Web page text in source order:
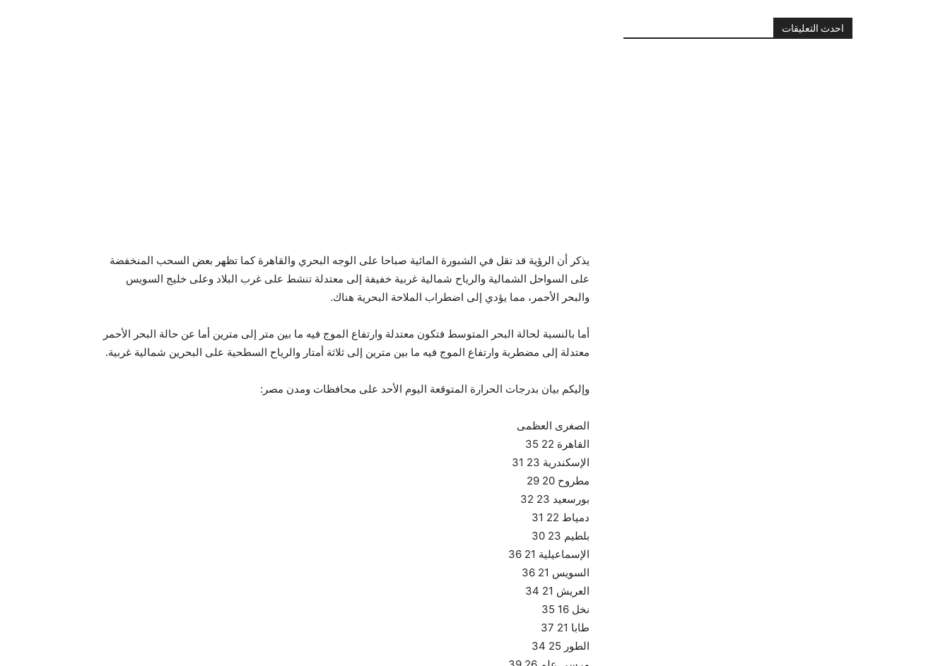
يذكر أن الرؤية قد تقل في الشبورة المائية صباحا على الوجه البحري والقاهرة كما تظهر بعض السحب المنخفضة
على السواحل الشمالية والرياح شمالية غربية خفيفة إلى معتدلة تنشط على غرب البلاد وعلى خليج السويس
والبحر الأحمر، مما يؤدي إلى اضطراب الملاحة البحرية هناك.
أما بالنسبة لحالة البحر المتوسط فتكون معتدلة وارتفاع الموج فيه ما بين متر إلى مترين أما عن حالة البحر الأحمر
معتدلة إلى مضطربة وارتفاع الموج فيه ما بين مترين إلى ثلاثة أمتار والرياح السطحية على البحرين شمالية غربية.
وإليكم بيان بدرجات الحرارة المتوقعة اليوم الأحد على محافظات ومدن مصر:
الصغرى العظمى
القاهرة 22 35
الإسكندرية 23 31
مطروح 20 29
بورسعيد 23 32
دمياط 22 31
بلطيم 23 30
الإسماعيلية 21 36
السويس 21 36
العريش 21 34
نخل 16 35
طابا 21 37
الطور 25 34
احدث التعليقات